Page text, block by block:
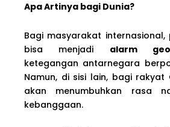
Apa Artinya bagi Dunia?
Bagi masyarakat
bisa menjadi alarm
ketegangan antarnegara
Namun, di sisi lain, bagi rakyat
akan menumbuhkan rasa
kebanggaan.